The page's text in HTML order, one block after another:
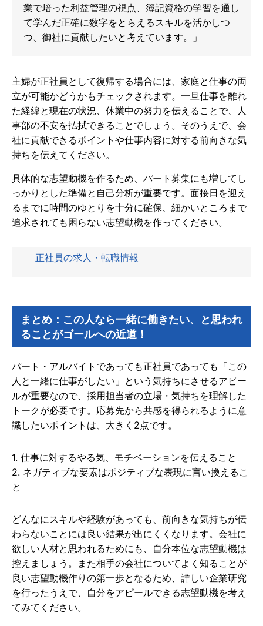
業で培った利益管理の視点、簿記資格の学習を通し
て学んだ正確に数字をとらえるスキルを活かしつ
つ、御社に貢献したいと考えています。」
主婦が正社員として復帰する場合には、家庭と仕事の両
立が可能かどうかもチェックされます。一旦仕事を離れ
た経緯と現在の状況、休業中の努力を伝えることで、人
事部の不安を払拭できることでしょう。そのうえで、会
社に貢献できるポイントや仕事内容に対する前向きな気
持ちを伝えてください。
具体的な志望動機を作るため、パート募集にも増してし
っかりとした準備と自己分析が重要です。面接日を迎え
るまでに時間のゆとりを十分に確保、細かいところまで
追求されても困らない志望動機を作ってください。
正社員の求人・転職情報
まとめ：この人なら一緒に働きたい、と思われ
ることがゴールへの近道！
パート・アルバイトであっても正社員であっても「この
人と一緒に仕事がしたい」という気持ちにさせるアピー
ルが重要なので、採用担当者の立場・気持ちを理解した
トークが必要です。応募先から共感を得られるように意
識したいポイントは、大きく2点です。
1. 仕事に対するやる気、モチベーションを伝えること
2. ネガティブな要素はポジティブな表現に言い換えるこ
と
どんなにスキルや経験があっても、前向きな気持ちが伝
わらないことには良い結果が出にくくなります。会社に
欲しい人材と思われるためにも、自分本位な志望動機は
控えましょう。また相手の会社についてよく知ることが
良い志望動機作りの第一歩となるため、詳しい企業研究
を行ったうえで、自分をアピールできる志望動機を考え
てみてください。